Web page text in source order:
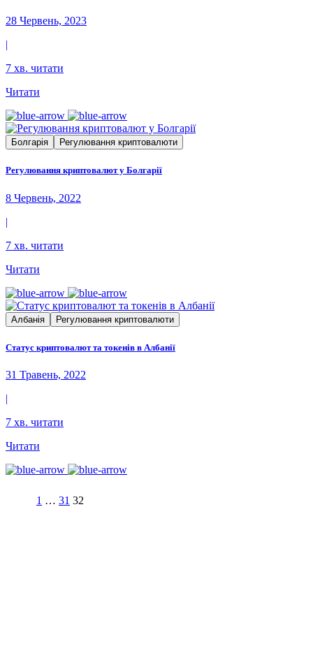
28 Червень, 2023
|
7 хв. читати
Читати
Болгарія Регулювання криптовалюти
Регулювання криптовалют у Болгарії
8 Червень, 2022
|
7 хв. читати
Читати
Албанія Регулювання криптовалюти
Статус криптовалют та токенів в Албанії
31 Травень, 2022
|
7 хв. читати
Читати
1 … 31 32